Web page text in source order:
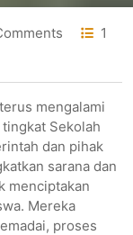
1
mengalami
Sekolah
dan pihak
sarana dan
menciptakan
Mereka
proses